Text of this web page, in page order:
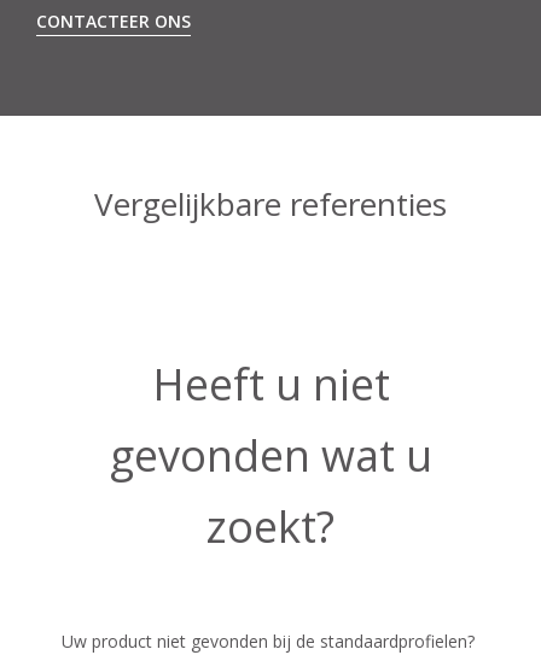
CONTACTEER ONS
Vergelijkbare referenties
Heeft u niet
gevonden wat u
zoekt?
Uw product niet gevonden bij de standaardprofielen?